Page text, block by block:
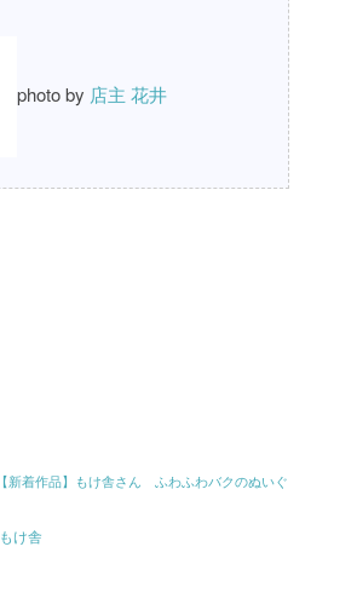
photo by 店主 花井
【新着作品】もけ舎さん ふわふわバクのぬいぐ
もけ舎